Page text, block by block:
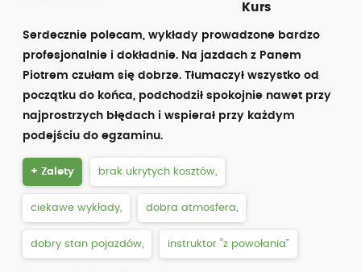
Kurs
Serdecznie polecam, wykłady prowadzone bardzo
profesjonalnie i dokładnie. Na jazdach z Panem
Piotrem czułam się dobrze. Tłumaczył wszystko od
początku do końca, podchodził spokojnie nawet przy
najprostrzych błędach i wspierał przy każdym
podejściu do egzaminu.
+ Zalety brak ukrytych kosztów,
ciekawe wykłady, dobra atmosfera,
dobry stan pojazdów, instruktor “z powołania”